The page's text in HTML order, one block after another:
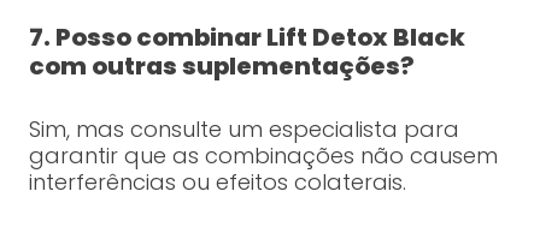
7. Posso combinar Lift Detox Black
com outras suplementações?
Sim, mas consulte um especialista para
garantir que as combinações não causem
interferências ou efeitos colaterais.